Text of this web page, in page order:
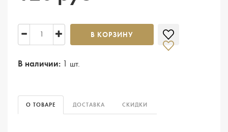
В КОРЗИНУ
В наличии: 1 шт.
О ТОВАРЕ ДОСТАВКА СКИДКИ